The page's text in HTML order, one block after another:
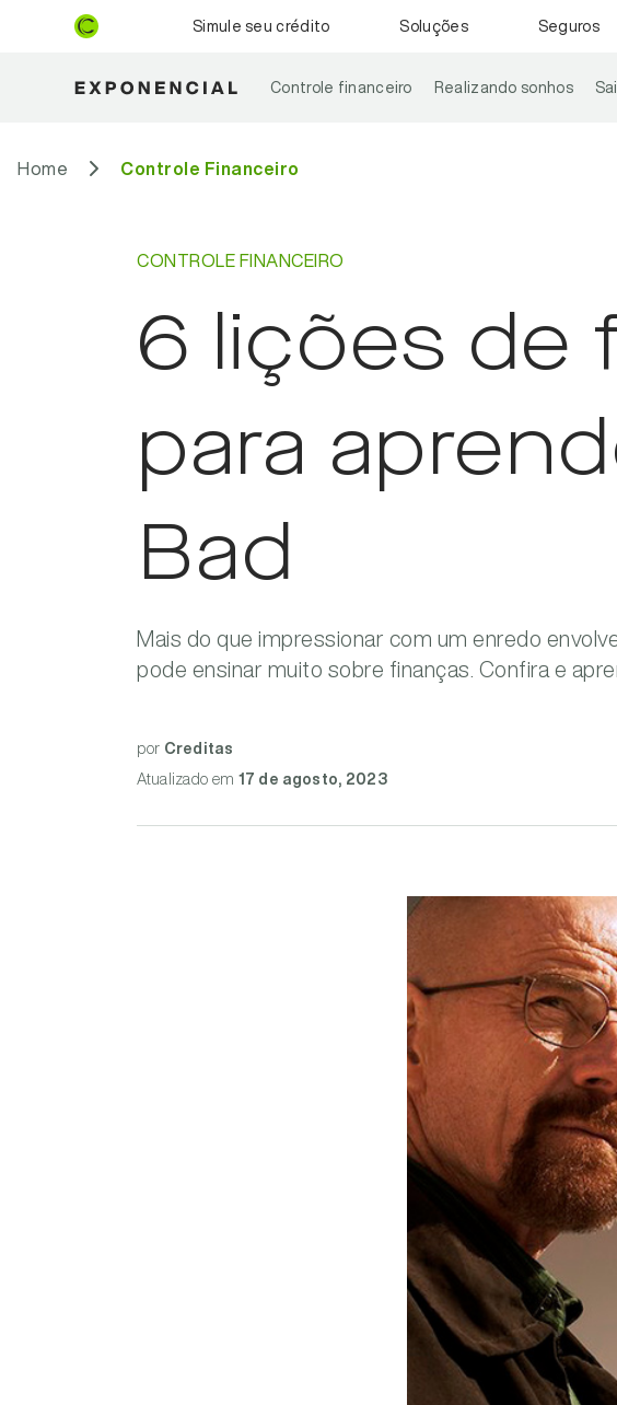
Simule seu crédito Soluções Seguros
Controle financeiro Realizando sonhos
Home Controle Financeiro
CONTROLE FINANCEIRO
6 lições de
para
Bad
Mais do que impressionar com um enredo
pode ensinar muito sobre finanças. Confira e
por Creditas
Atualizado em 17 de agosto, 2023